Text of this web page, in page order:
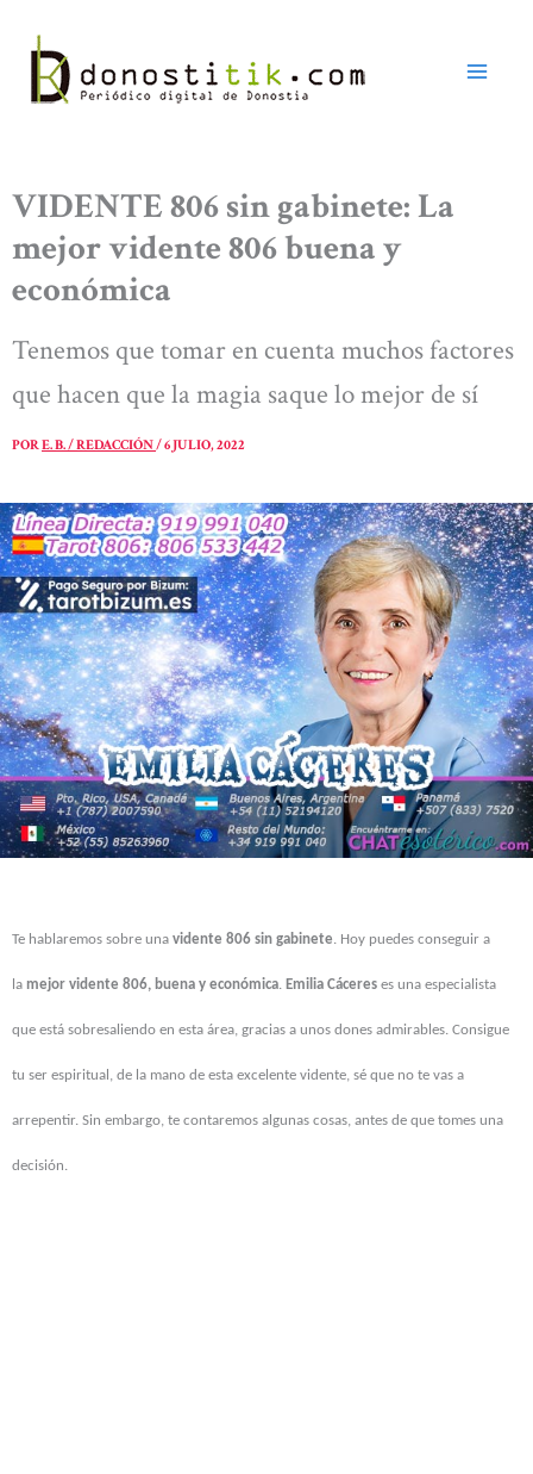
contenido
VIDENTE 806 sin gabinete: La
mejor vidente 806 buena y
económica
Tenemos que tomar en cuenta muchos factores
que hacen que la magia saque lo mejor de sí
PORE. B. / REDACCIÓN/6 JULIO, 2022
Te hablaremos sobre una vidente 806 sin gabinete. Hoy puedes conseguir a
la mejor vidente 806, buena y económica. Emilia Cáceres es una especialista
que está sobresaliendo en esta área, gracias a unos dones admirables. Consigue
tu ser espiritual, de la mano de esta excelente vidente, sé que no te vas a
arrepentir. Sin embargo, te contaremos algunas cosas, antes de que tomes una
decisión.